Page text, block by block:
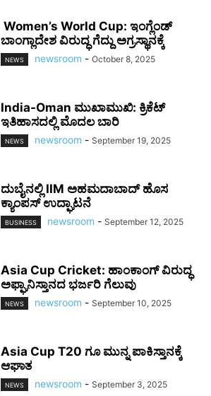
Women’s World Cup: ಇಂಗ್ಲೆಂಡ್
ಬಾಂಗ್ಲಾದೇಶ ವಿರುದ್ಧ ಗೆದ್ದು ಅಗ್ರಸ್ಥಾನಕ್ಕೆ
NEWS newsroom - October 8, 2025
India-Oman ಮುಖಾಮುಖಿ: ಕ್ರಿಕೆಟ್
ಇತಿಹಾಸದಲ್ಲಿ ಮೊದಲ ಬಾರಿ
NEWS newsroom - September 19, 2025
ದುಬೈನಲ್ಲಿ IIM ಅಹಮದಾಬಾದ್ ಹೊಸ
ಕ್ಯಾಂಪಸ್ ಉದ್ಘಾಟನೆ
BUSINESS newsroom - September 12, 2025
Asia Cup Cricket: ಹಾಂಕಾಂಗ್ ವಿರುದ್ಧ
ಅಫ್ಘಾನಿಸ್ತಾನದ ಭರ್ಜರಿ ಗೆಲುವು
NEWS newsroom - September 10, 2025
Asia Cup T20 ಗೂ ಮುನ್ನ ಪಾಕಿಸ್ತಾನಕ್ಕೆ
ಆಘಾತ
NEWS newsroom - September 3, 2025